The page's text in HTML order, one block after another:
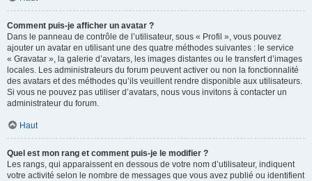
Comment puis-je afficher un avatar ?
Dans le panneau de contrôle de l’utilisateur, sous « Profil », vous pouvez
ajouter un avatar en utilisant une des quatre méthodes suivantes : le service
« Gravatar », la galerie d’avatars, les images distantes ou le transfert d’images
locales. Les administrateurs du forum peuvent activer ou non la fonctionnalité
des avatars et des méthodes qu’ils veuillent rendre disponible aux utilisateurs.
Si vous ne pouvez pas utiliser d’avatars, nous vous invitons à contacter un
administrateur du forum.
Haut
Quel est mon rang et comment puis-je le modifier ?
Les rangs, qui apparaissent en dessous de votre nom d’utilisateur, indiquent
votre activité selon le nombre de messages que vous avez publié ou identifient